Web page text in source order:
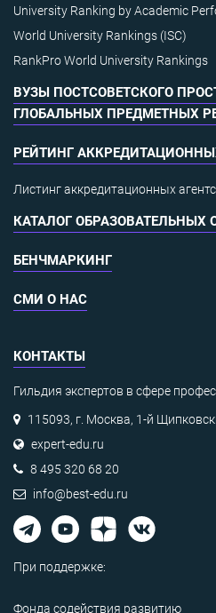
University Ranking by Academic
World University Rankings (ISC)
RankPro World University Rankings
ВУЗЫ ПОСТСОВЕТСКОГО
ГЛОБАЛЬНЫХ ПРЕДМЕТНЫХ
РЕЙТИНГ
Листинг аккредитационных
КАТАЛОГ ОБРАЗОВАТЕЛЬНЫХ
БЕНЧМАРКИНГ
СМИ О НАС
КОНТАКТЫ
Гильдия экспертов в сфере
115093, г. Москва, 1-й
expert-edu.ru
8 495 320 68 20
info@best-edu.ru
При поддержке:
Фонда содействия развитию